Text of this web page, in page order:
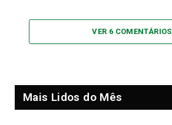
VER 6 COMENTÁRIOS
Mais Lidos do Mês